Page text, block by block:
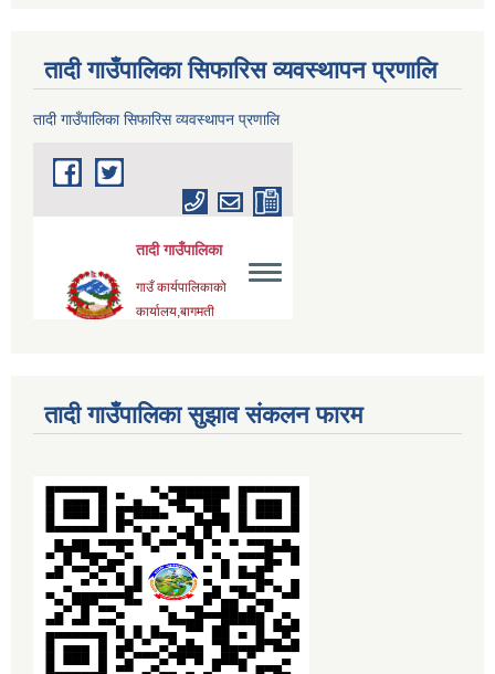
तादी गाउँपालिका सिफारिस व्यवस्थापन प्रणालि
तादी गाउँपालिका सिफारिस व्यवस्थापन प्रणालि
तादी गाउँपालिका सुझाव संकलन फारम